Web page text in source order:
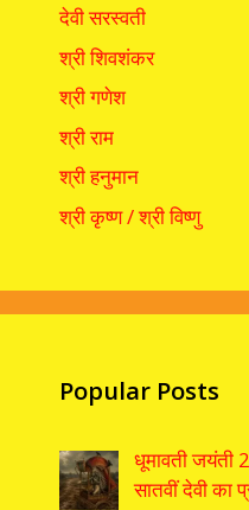
देवी सरस्वती
श्री शिवशंकर
श्री गणेश
श्री राम
श्री हनुमान
श्री कृष्ण / श्री विष्णु
Popular Posts
धूमावती जयंती
सातवीं देवी का